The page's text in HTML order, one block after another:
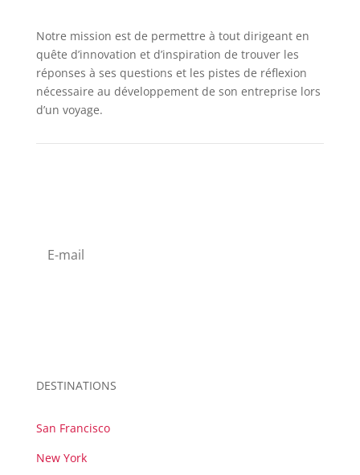
Notre mission est de permettre à tout dirigeant en
quête d’innovation et d’inspiration de trouver les
réponses à ses questions et les pistes de réflexion
nécessaire au développement de son entreprise lors
d’un voyage.
DESTINATIONS
San Francisco
New York